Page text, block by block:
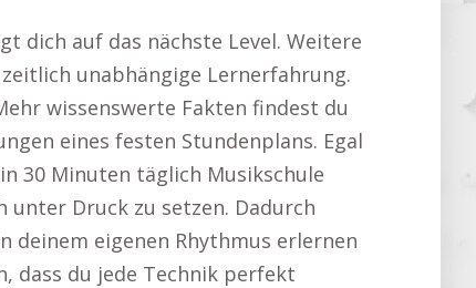
dich auf das nächste Level. Weitere
unabhängige Lernerfahrung.
wissenswerte Fakten findest du
eines festen Stundenplans. Egal
30 Minuten täglich Musikschule
unter Druck zu setzen. Dadurch
deinem eigenen Rhythmus erlernen
dass du jede Technik perfekt